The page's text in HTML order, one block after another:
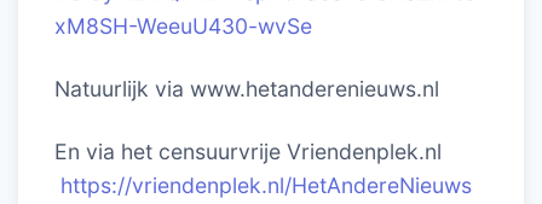
xM8SH-WeeuU430-wvSe
Natuurlijk via www.hetanderenieuws.nl
En via het censuurvrije Vriendenplek.nl
https://vriendenplek.nl/HetAndereNieuws